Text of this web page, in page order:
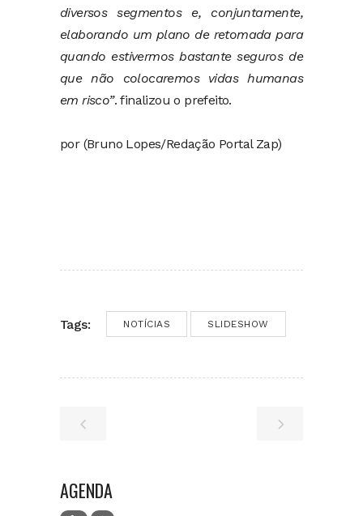
diversos segmentos e, conjuntamente,
elaborando um plano de retomada para
quando estivermos bastante seguros de
que não colocaremos vidas humanas
em risco”. finalizou o prefeito.
por (Bruno Lopes/Redação Portal Zap)
Tags: NOTÍCIAS SLIDESHOW
AGENDA